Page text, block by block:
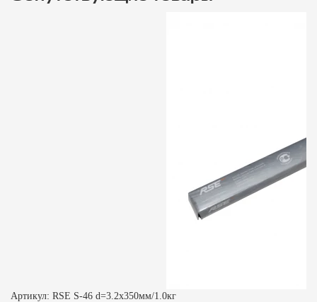
Артикул: RSE S-46 d=3.2x350мм/1.0кг